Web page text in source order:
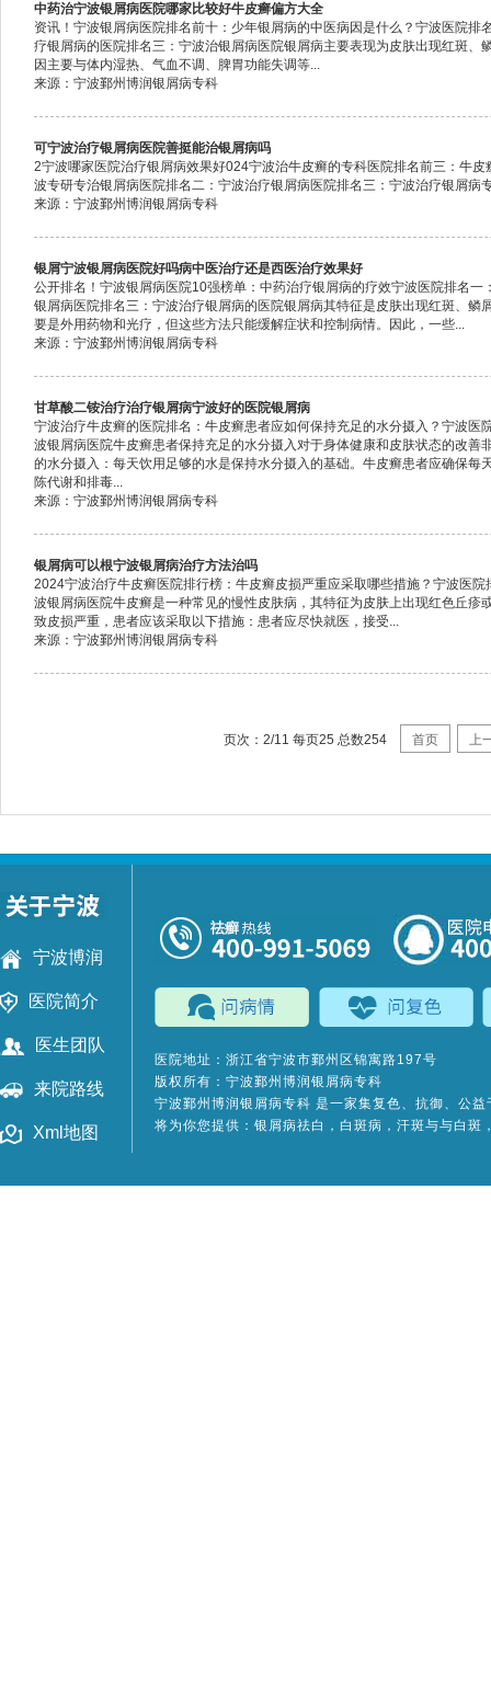
中药治宁波银屑病医院哪家比较好牛皮癣偏方大全
资讯！宁波银屑病医院排名前十：少年银屑病的中医病因是什么？宁波医院排
疗银屑病的医院排名三：宁波治银屑病医院银屑病主要表现为皮肤出现红斑、
因主要与体内湿热、气血不调、脾胃功能失调等...
来源：宁波鄞州博润银屑病专科
可宁波治疗银屑病医院善挺能治银屑病吗
2宁波哪家医院治疗银屑病效果好024宁波治牛皮癣的专科医院排名前三：牛
波专研专治银屑病医院排名二：宁波治疗银屑病医院排名三：宁波治疗银屑病
来源：宁波鄞州博润银屑病专科
银屑宁波银屑病医院好吗病中医治疗还是西医治疗效果好
公开排名！宁波银屑病医院10强榜单：中药治疗银屑病的疗效宁波医院排名
银屑病医院排名三：宁波治疗银屑病的医院银屑病其特征是皮肤出现红斑、鳞
要是外用药物和光疗，但这些方法只能缓解症状和控制病情。因此，一些...
来源：宁波鄞州博润银屑病专科
甘草酸二铵治疗治疗银屑病宁波好的医院银屑病
宁波治疗牛皮癣的医院排名：牛皮癣患者应如何保持充足的水分摄入？宁波医
波银屑病医院牛皮癣患者保持充足的水分摄入对于身体健康和皮肤状态的改善
的水分摄入：每天饮用足够的水是保持水分摄入的基础。牛皮癣患者应确保每
陈代谢和排毒...
来源：宁波鄞州博润银屑病专科
银屑病可以根宁波银屑病治疗方法治吗
2024宁波治疗牛皮癣医院排行榜：牛皮癣皮损严重应采取哪些措施？宁波医
波银屑病医院牛皮癣是一种常见的慢性皮肤病，其特征为皮肤上出现红色丘疹
致皮损严重，患者应该采取以下措施：患者应尽快就医，接受...
来源：宁波鄞州博润银屑病专科
页次：2/11 每页25 总数254 首页 上
宁波博润
医院简介
医生团队
来院路线
Xml地图
医院地址：浙江省宁波市鄞州区锦寓路197号
版权所有：宁波鄞州博润银屑病专科
宁波鄞州博润银屑病专科 是一家集复色、抗御、公
将为你您提供：银屑病祛白，白斑病，汗斑与与白斑